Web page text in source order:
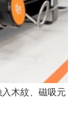
木紋、磁吸元